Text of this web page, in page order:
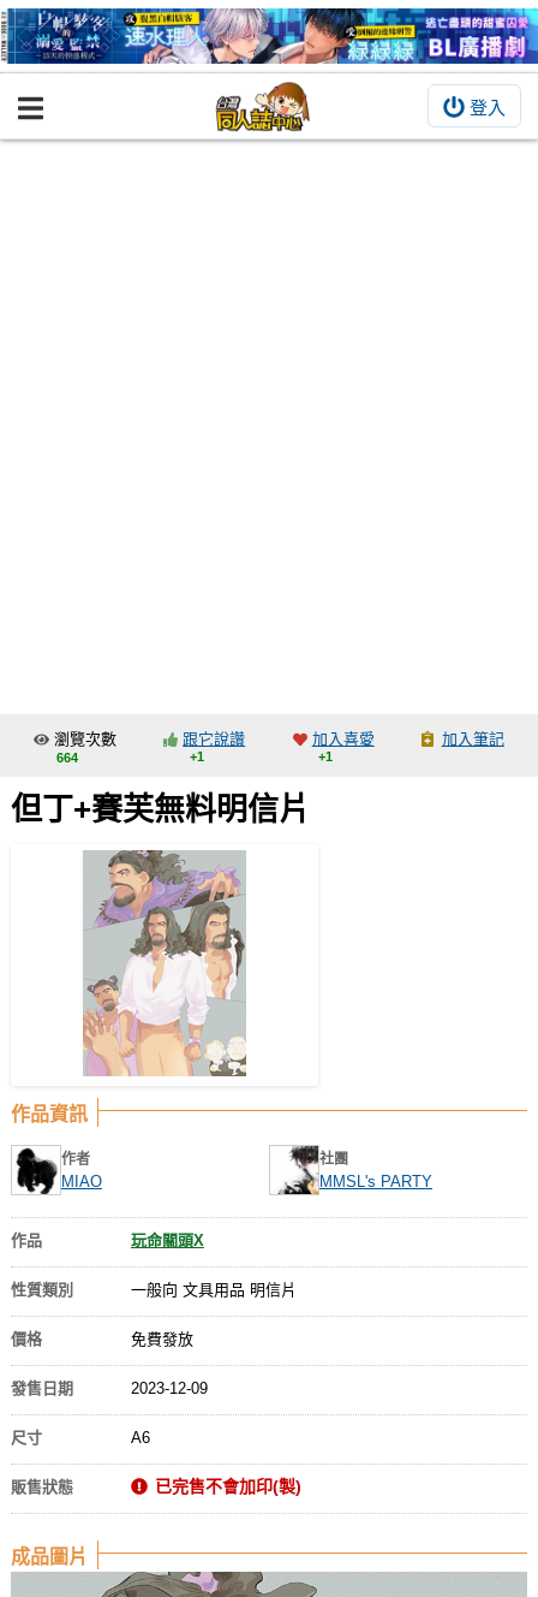
登入
BOOKY書集倉庫
交流中心
攤位轉讓區
會員中心
註冊會員
登入
瀏覽次數
664
跟它說讚
+1
加入喜愛
+1
加入筆記
但丁+賽芙無料明信片
作品資訊
作者
MIAO
社團
MMSL's PARTY
作品 玩命關頭X
性質類別 一般向 文具用品 明信片
價格 免費發放
發售日期 2023-12-09
尺寸 A6
販售狀態 已完售不會加印(製)
成品圖片